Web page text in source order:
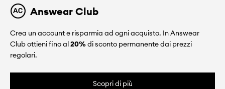
Answear Club
Crea un account e risparmia ad ogni acquisto. In Answear
Club ottieni fino al20%di sconto permanente dai prezzi
regolari.
Scopri di più